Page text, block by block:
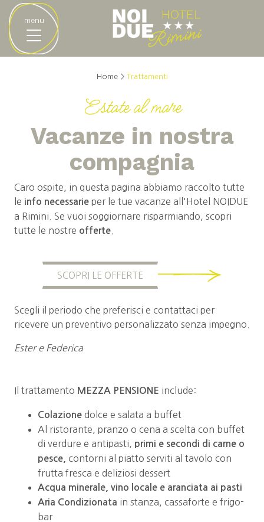
menu
Home >Trattamenti
Estate al mare
Vacanze in nostra
compagnia
Caro ospite, in questa pagina abbiamo raccolto tutte
le info necessarie per le tue vacanze all'Hotel NOIDUE
a Rimini. Se vuoi soggiornare risparmiando, scopri
tutte le nostre offerte
SCOPRI LE OFFERTE
Scegli il periodo che preferisci e contattaci per
ricevere un preventivo personalizzato senza impegno.
Ester e Federica
Il trattamento MEZZA PENSIONE include:
Colazione dolce e salata a buffet
Al ristorante, pranzo o cena a scelta con buffet
di verdure e antipasti, primi e secondi di carne o
pesce, contorni al piatto serviti al tavolo con
frutta fresca e deliziosi dessert
Acqua minerale, vino locale e aranciata ai pasti
Aria Condizionata in stanza, cassaforte e frigo-
bar